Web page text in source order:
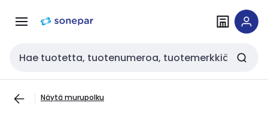
navigointiinsisältöön
Haku
Näytä murupolku